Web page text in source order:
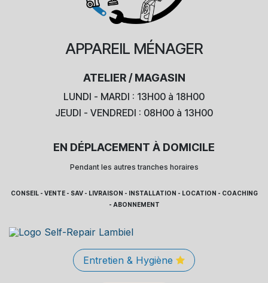
APPAREIL MÉNAGER
ATELIER / MAGASIN
LUNDI - MARDI : 13H00 à 18H00
JEUDI - VENDREDI : 08H00 à 13H00
EN DÉPLACEMENT À DOMICILE
Pendant les autres tranches horaires
CONSEIL - VENTE - SAV - LIVRAISON - INSTALLATION - LOCATION - COACHING
- ABONNEMENT
Entretien & Hygiène